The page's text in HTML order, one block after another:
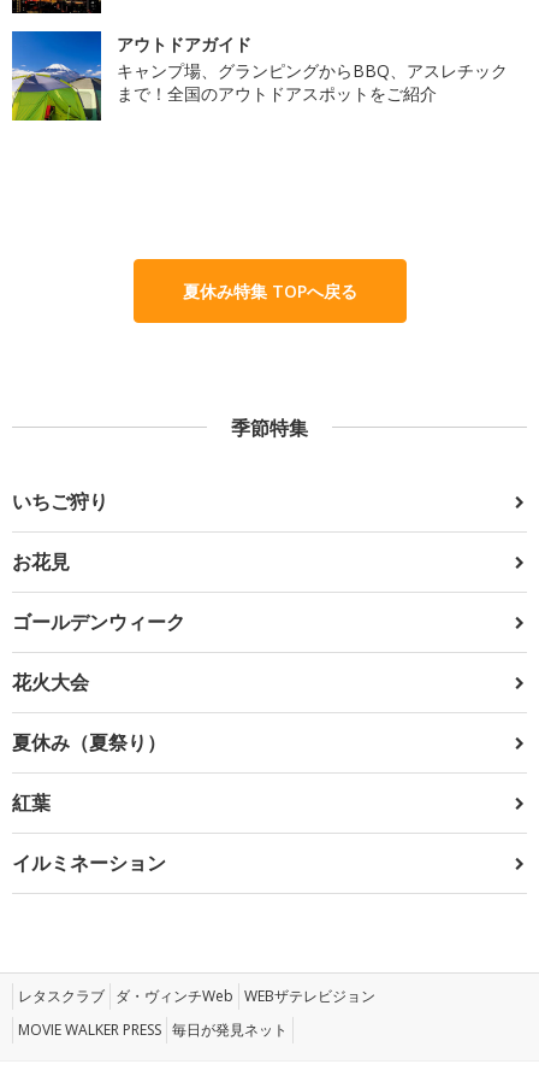
アウトドアガイド
キャンプ場、グランピングからBBQ、アスレチック
まで！全国のアウトドアスポットをご紹介
夏休み特集 TOPへ戻る
季節特集
いちご狩り
お花見
ゴールデンウィーク
花火大会
夏休み（夏祭り）
紅葉
イルミネーション
レタスクラブ ダ・ヴィンチWeb WEBザテレビジョン
MOVIE WALKER PRESS 毎日が発見ネット